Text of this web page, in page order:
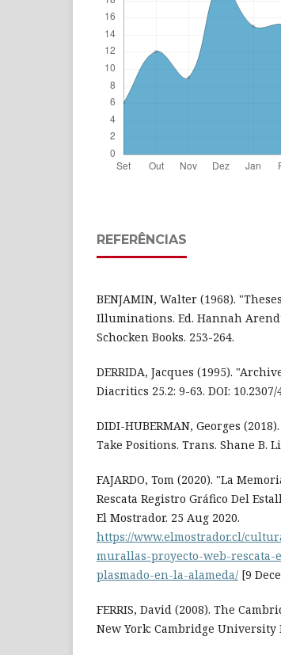
REFERÊNCIAS
BENJAMIN, Walter (1968).
Illuminations. Ed. Hannah
Schocken Books. 253-264.
DERRIDA, Jacques (1995).
Diacritics 25.2: 9-63. DOI: 10.2307/
DIDI-HUBERMAN, Georges
Take Positions. Trans. Shane B.
FAJARDO, Tom (2020). "La
Rescata Registro Gráfico Del
El Mostrador. 25 Aug 2020.
https://www.elmostrador.cl/
murallas-proyecto-web-
plasmado-en-la-alameda/ [9
FERRIS, David (2008). The
New York: Cambridge University